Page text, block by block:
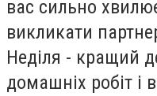
вас сильно
викликати
Недiля - кращий
домашнiх робiт i